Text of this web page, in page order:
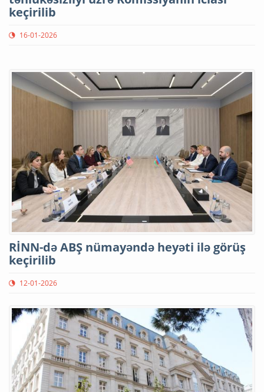
keçirilib
16-01-2026
RİNN-də ABŞ nümayəndə heyəti ilə görüş
keçirilib
12-01-2026